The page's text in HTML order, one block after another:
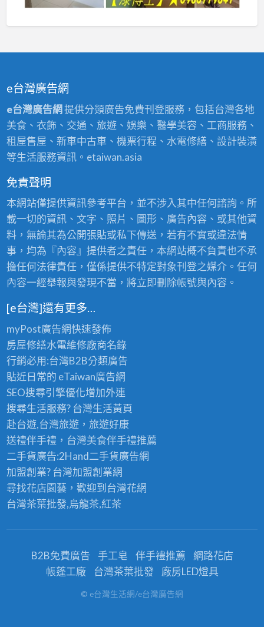
e台灣廣告網
e台灣廣告網提供分類廣告免費刊登服務，包括台灣各地
美食、衣飾、交通、旅遊、娛樂、醫學美容、工商服務、
租屋售屋、新車中古車、機票行程、水電修繕、設計裝潢
等生活服務資訊。etaiwan.asia
免責聲明
本網站僅提供資訊參考平台，並不涉入其中任何諮詢。所
載一切的資訊、文字、照片、圖形、廣告內容、或其他資
料，無論其為公開張貼或私下傳送，若有不實或違法情
事，均為『內容』提供者之責任，本網站概不負責也不承
擔任何法律責任，僅係提供不特定對象刊登之媒介。任何
內容一經舉報與發現不當，將立即刪除帳號與內容。
[e台灣]還有更多…
myPost廣告網快速發佈
房屋修繕水電維修廠商名錄
行銷必用:台灣B2B分類廣告
貼近日常的 eTaiwan廣告網
SEO搜尋引擎優化增加外連
搜尋生活服務? 台灣生活黃頁
赴台遊,台灣旅遊，旅遊好康
送禮伴手禮，台灣美食伴手禮推薦
二手貨廣告:2Hand二手貨廣告網
加盟創業? 台灣加盟創業網
尋找花店園藝，歡迎到台灣花網
台灣茶葉批發,烏龍茶,紅茶
B2B免費廣告 手工皂 伴手禮推薦
網路花店
帳蓬工廠
台灣茶葉批發 廠房LED燈具
© e台灣生活網/e台灣廣告網